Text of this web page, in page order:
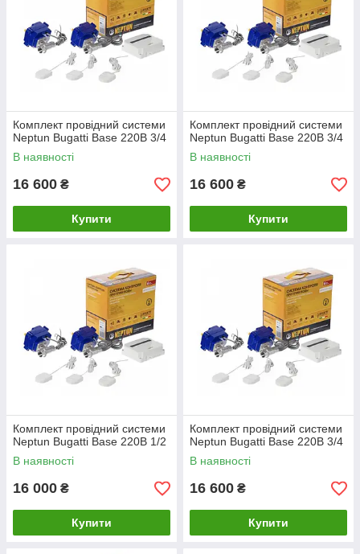
Комплект провідний системи
Neptun Bugatti Base 220B 3/4
В наявності
16 600 ₴
Купити
Комплект провідний системи
Neptun Bugatti Base 220B 3/4
В наявності
16 600 ₴
Купити
Комплект провідний системи
Neptun Bugatti Base 220B 1/2
В наявності
16 000 ₴
Купити
Комплект провідний системи
Neptun Bugatti Base 220B 3/4
В наявності
16 600 ₴
Купити